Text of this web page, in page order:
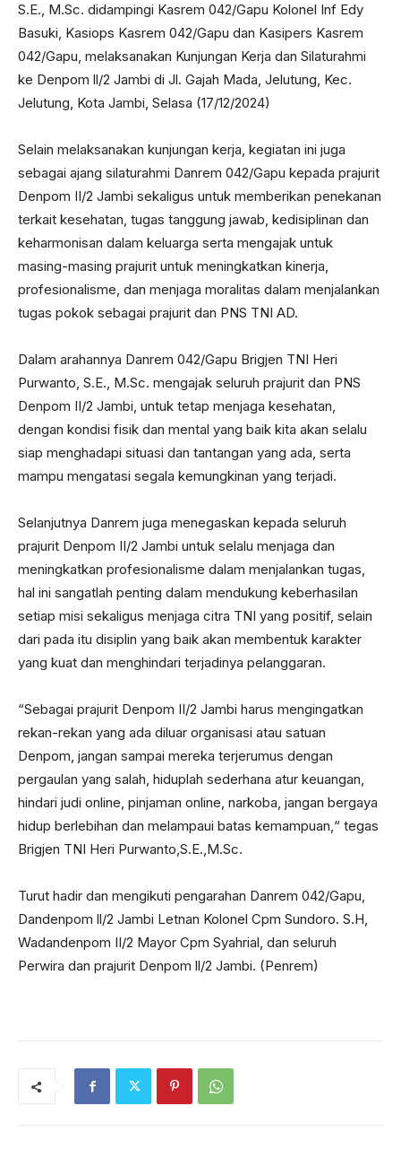
S.E., M.Sc. didampingi Kasrem 042/Gapu Kolonel Inf Edy
Basuki, Kasiops Kasrem 042/Gapu dan Kasipers Kasrem
042/Gapu, melaksanakan Kunjungan Kerja dan Silaturahmi
ke Denpom ll/2 Jambi di Jl. Gajah Mada, Jelutung, Kec.
Jelutung, Kota Jambi, Selasa (17/12/2024)
Selain melaksanakan kunjungan kerja, kegiatan ini juga
sebagai ajang silaturahmi Danrem 042/Gapu kepada prajurit
Denpom II/2 Jambi sekaligus untuk memberikan penekanan
terkait kesehatan, tugas tanggung jawab, kedisiplinan dan
keharmonisan dalam keluarga serta mengajak untuk
masing-masing prajurit untuk meningkatkan kinerja,
profesionalisme, dan menjaga moralitas dalam menjalankan
tugas pokok sebagai prajurit dan PNS TNI AD.
Dalam arahannya Danrem 042/Gapu Brigjen TNI Heri
Purwanto, S.E., M.Sc. mengajak seluruh prajurit dan PNS
Denpom II/2 Jambi, untuk tetap menjaga kesehatan,
dengan kondisi fisik dan mental yang baik kita akan selalu
siap menghadapi situasi dan tantangan yang ada, serta
mampu mengatasi segala kemungkinan yang terjadi.
Selanjutnya Danrem juga menegaskan kepada seluruh
prajurit Denpom II/2 Jambi untuk selalu menjaga dan
meningkatkan profesionalisme dalam menjalankan tugas,
hal ini sangatlah penting dalam mendukung keberhasilan
setiap misi sekaligus menjaga citra TNI yang positif, selain
dari pada itu disiplin yang baik akan membentuk karakter
yang kuat dan menghindari terjadinya pelanggaran.
“Sebagai prajurit Denpom II/2 Jambi harus mengingatkan
rekan-rekan yang ada diluar organisasi atau satuan
Denpom, jangan sampai mereka terjerumus dengan
pergaulan yang salah, hiduplah sederhana atur keuangan,
hindari judi online, pinjaman online, narkoba, jangan bergaya
hidup berlebihan dan melampaui batas kemampuan,“ tegas
Brigjen TNI Heri Purwanto,S.E.,M.Sc.
Turut hadir dan mengikuti pengarahan Danrem 042/Gapu,
Dandenpom ll/2 Jambi Letnan Kolonel Cpm Sundoro. S.H,
Wadandenpom II/2 Mayor Cpm Syahrial, dan seluruh
Perwira dan prajurit Denpom ll/2 Jambi. (Penrem)